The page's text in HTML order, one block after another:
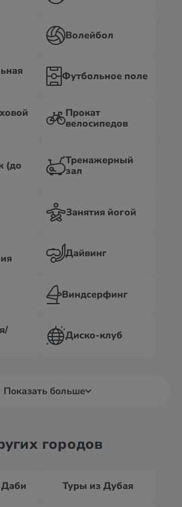
Волейбол
Футбольное поле
Прокат
велосипедов
(до
Тренажерный
зал
Занятия йогой
Дайвинг
Виндсерфинг
Диско-клуб
Показать больше
городов
Туры из Дубая